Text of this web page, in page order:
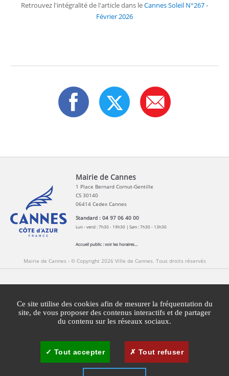
Retrouvez l'intégralité de l'article dans leCannes Soleil N°267 -
Février 2026
Mairie de Cannes
1 Place Bernard Cornut-Gentille
CS 30140
06414 Cedex Cannes
Standard : 04 97 06 40 00
Lun - vend : 7h30 - 19h30 | Sam : 7h30 - 13h30
Accueil public :voir les horaires...
Mairie de Cannes - © Copyright 2026 Ville de Cannes. Tous droits réservés
Mentions légales Agglomération Cannes Lérins
Plan du site Gestion des cookies
Ce site utilise des cookies afin de mesurer la fréquentation du
site, de vous proposer des contenus interactifs et de partager
du contenu sur les réseaux sociaux.
Tout accepter Tout refuser